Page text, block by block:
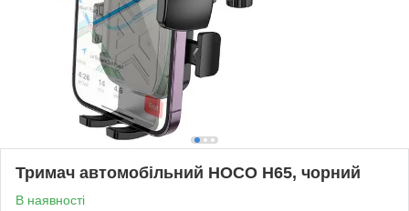
Тримач автомобільний HOCO H65, чорний
В наявності